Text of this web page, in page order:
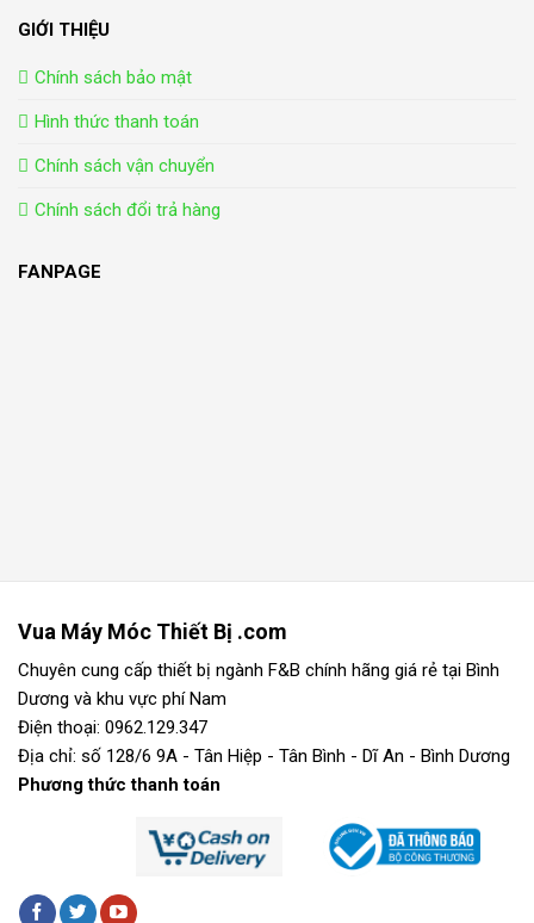
GIỚI THIỆU
Chính sách bảo mật
Hình thức thanh toán
Chính sách vận chuyển
Chính sách đổi trả hàng
FANPAGE
Vua Máy Móc Thiết Bị .com
Chuyên cung cấp thiết bị ngành F&B chính hãng giá rẻ tại Bình
Dương và khu vực phí Nam
Điện thoại: 0962.129.347
Địa chỉ: số 128/6 9A - Tân Hiệp - Tân Bình - Dĩ An - Bình Dương
Phương thức thanh toán